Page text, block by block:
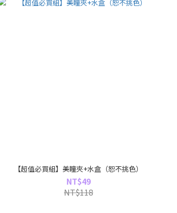
【超值必買組】美瞳夾+水盒（恕不挑色）
NT$49
NT$118